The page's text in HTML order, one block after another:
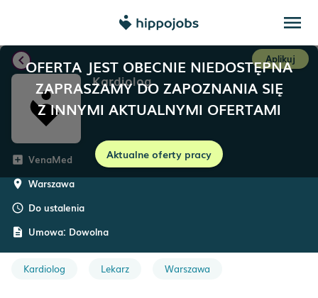
menu
OFERTA JEST OBECNIE NIEDOSTĘPNA
ZAPRASZAMY DO ZAPOZNANIA SIĘ
Z INNYMI AKTUALNYMI OFERTAMI
Aktualne oferty pracy
chevron_left Aplikuj
Kardiolog
add_box VenaMed
room Warszawa
schedule Do ustalenia
description Umowa: Dowolna
Kardiolog Lekarz Warszawa